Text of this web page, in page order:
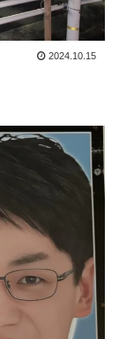
2024.10.15